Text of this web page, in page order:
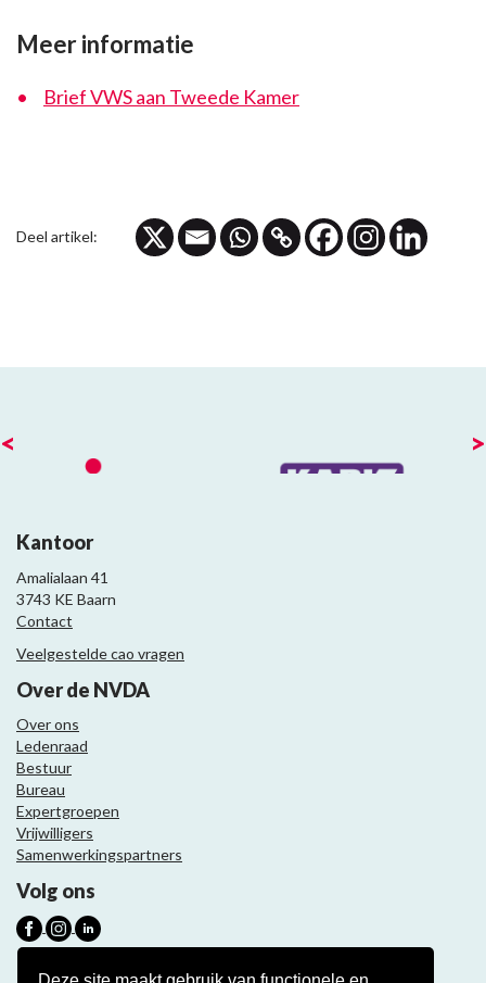
Meer informatie
Brief VWS aan Tweede Kamer
Deel artikel:
< >
Kantoor
Amalialaan 41
3743 KE Baarn
Contact
Veelgestelde cao vragen
Over de NVDA
Over ons
Ledenraad
Bestuur
Bureau
Expertgroepen
Vrijwilligers
Samenwerkingspartners
Volg ons
Nieuwsbrief